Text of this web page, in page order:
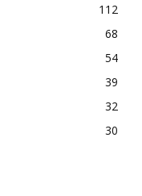
112
68
54
39
32
30